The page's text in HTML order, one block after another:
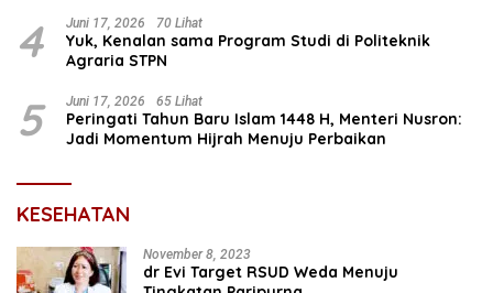
Umat
4 Juni 17, 2026 70 Lihat
Yuk, Kenalan sama Program Studi di Politeknik
Agraria STPN
5 Juni 17, 2026 65 Lihat
Peringati Tahun Baru Islam 1448 H, Menteri Nusron:
Jadi Momentum Hijrah Menuju Perbaikan
KESEHATAN
November 8, 2023
dr Evi Target RSUD Weda Menuju